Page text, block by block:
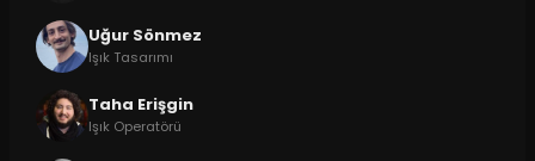
Uğur Sönmez
Işık Tasarımı
Taha Erişgin
Işık Operatörü